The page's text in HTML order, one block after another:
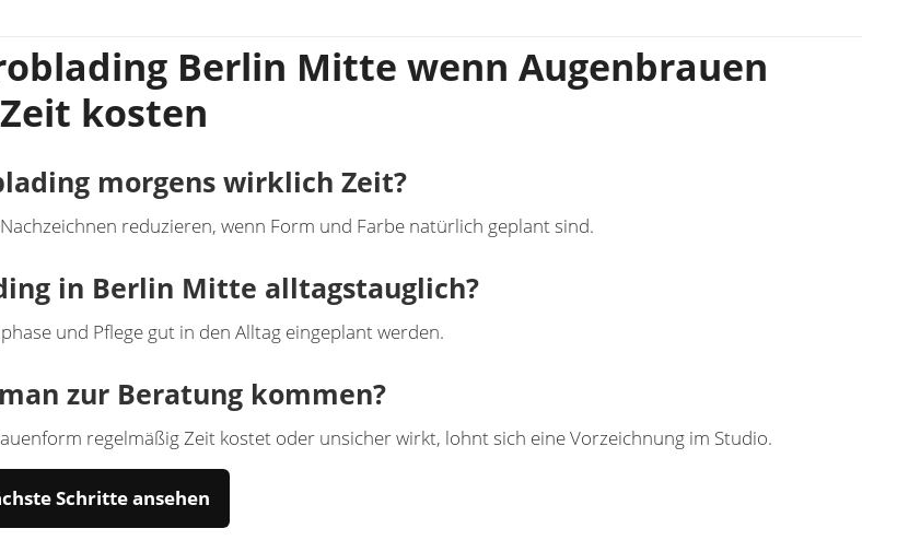
Berlin Mitte wenn Augenbrauen
kosten
morgens wirklich Zeit?
reduzieren, wenn Form und Farbe natürlich geplant sind.
in Berlin Mitte alltagstauglich?
und Pflege gut in den Alltag eingeplant werden.
zur Beratung kommen?
regelmäßig Zeit kostet oder unsicher wirkt, lohnt sich eine Vorzeichnung im Studio.
Schritte ansehen